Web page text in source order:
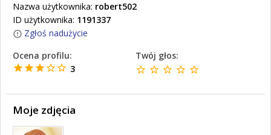
Nazwa użytkownika: robert502
ID użytkownika: 1191337
Zgłoś nadużycie
Ocena profilu:
3
Twój głos:
Moje zdjęcia